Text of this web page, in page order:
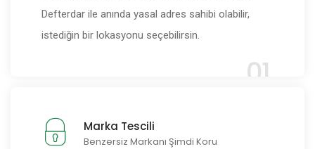
Defterdar ile anında yasal adres sahibi olabilir,
istediğin bir lokasyonu seçebilirsin.
01
Marka Tescili
Benzersiz Markanı Şimdi Koru